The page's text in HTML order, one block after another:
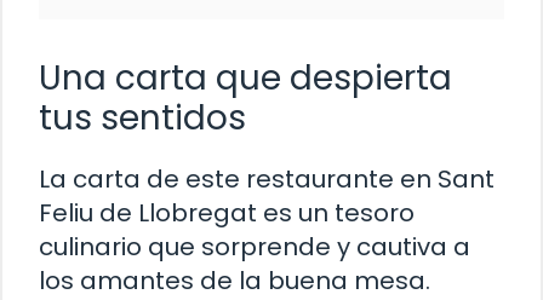
Una carta que despierta
tus sentidos
La carta de este restaurante en Sant
Feliu de Llobregat es un tesoro
culinario que sorprende y cautiva a
los amantes de la buena mesa.